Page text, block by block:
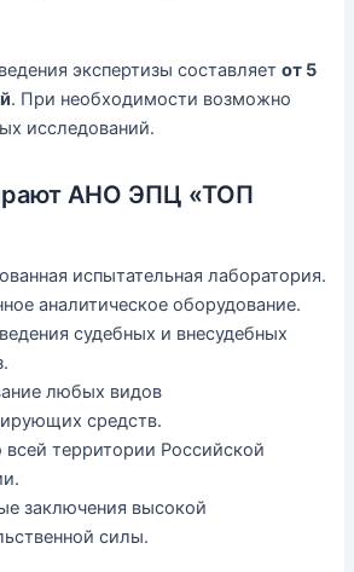
экспертизы составляетот 5
. При необходимости возможно
исследований.
АНО ЭПЦ «ТОП
испытательная лаборатория.
аналитическое оборудование.
судебных и внесудебных
любых видов
средств.
всей территории Российской
заключения высокой
силы.